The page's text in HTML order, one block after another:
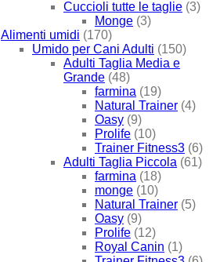
Cuccioli tutte le taglie (3)
Monge (3)
Alimenti umidi (170)
Umido per Cani Adulti (150)
Adulti Taglia Media e
Grande (48)
farmina (19)
Natural Trainer (4)
Oasy (9)
Prolife (10)
Trainer Fitness3 (6)
Adulti Taglia Piccola (61)
farmina (18)
monge (10)
Natural Trainer (5)
Oasy (9)
Prolife (12)
Royal Canin (1)